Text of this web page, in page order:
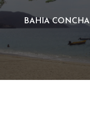
BAHIA CONCHA